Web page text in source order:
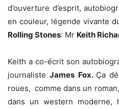
d’ouverture d’esprit,
en couleur, légende vivante
Rolling Stones: Mr Keith
Keith a co-écrit son
journalisteJames Fox. Ça
roues, comme dans un
dans un western moderne,